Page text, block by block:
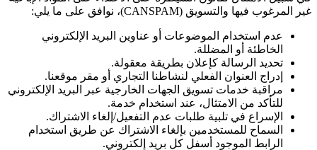
غير المرغوب فيها والتسويق (CANSPAM)، نوافق على ما يلي:
عدم استخدام الموضوعات أو عناوين البريد الإلكتروني
الخاطئة أو المضللة.
تحديد الرسالة كإعلان بطريقة معقولة.
إدراج العنوان الفعلي لنشاطنا التجاري أو مقر موقعنا.
مراقبة خدمات تسويق الجهات الخارجية عبر البريد الإلكتروني
للتأكد من الامتثال، عند استخدام خدمة.
الإسراع في تلبية طلبات عدم التفعيل/إلغاء الاشتراك.
السماح للمستخدمين بإلغاء الاشتراك عن طريق استخدام
الرابط الموجود أسفل كل بريد إلكتروني.